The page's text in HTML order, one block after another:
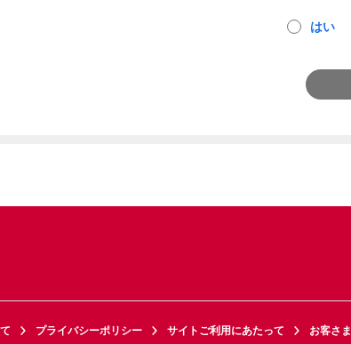
はい
プライバシーポリシー サイトご利用にあたって お客さ